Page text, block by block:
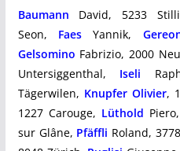
Baumann David, 5233
Seon, FaesYannik,
Gelsomino Fabrizio, 2000
Untersiggenthal,
Iseli
Tägerwilen, Knupfer Olivier,
1227 Carouge, Lüthold Piero,
sur Glâne, Pfäffli Roland,